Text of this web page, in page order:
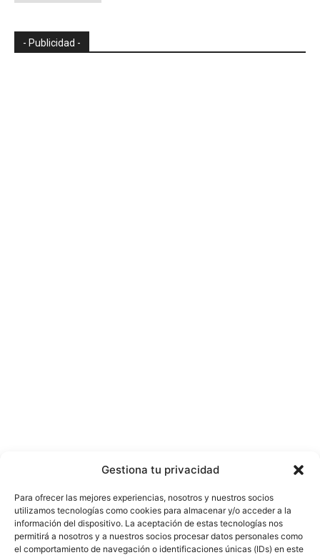
Gestiona tu privacidad
Para ofrecer las mejores experiencias, nosotros y nuestros socios
utilizamos tecnologías como cookies para almacenar y/o acceder a la
información del dispositivo. La aceptación de estas tecnologías nos
permitirá a nosotros y a nuestros socios procesar datos personales como
el comportamiento de navegación o identificaciones únicas (IDs) en este
- Publicidad -